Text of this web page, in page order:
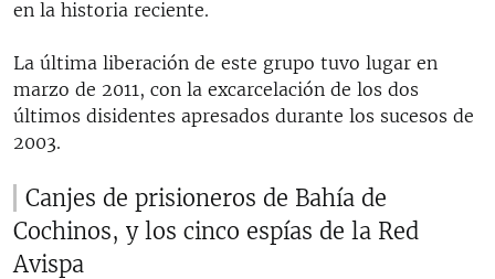
en la historia reciente.
La última liberación de este grupo tuvo lugar en
marzo de 2011, con la excarcelación de los dos
últimos disidentes apresados durante los sucesos de
2003.
Canjes de prisioneros de Bahía de
Cochinos, y los cinco espías de la Red
Avispa